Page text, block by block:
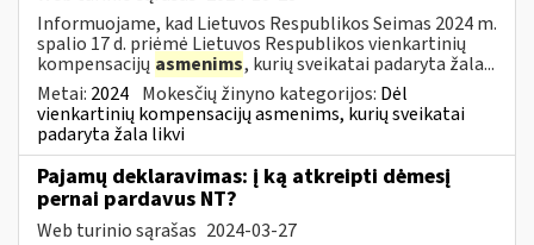
Informuojame, kad Lietuvos Respublikos Seimas 2024 m.
spalio 17 d. priėmė Lietuvos Respublikos vienkartinių
kompensacijų asmenims, kurių sveikatai padaryta žala...
Metai: 2024 Mokesčių žinyno kategorijos: Dėl
vienkartinių kompensacijų asmenims, kurių sveikatai
padaryta žala likvi
Pajamų deklaravimas: į ką atkreipti dėmesį
pernai pardavus NT?
Web turinio sąrašas 2024-03-27